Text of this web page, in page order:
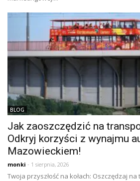
BLOG
Jak zaoszczędzić na
Odkryj korzyści z wynajmu
Mazowieckiem!
monki - 1 sierpnia, 2026
Twoja przyszłość na kołach: Oszczędzaj